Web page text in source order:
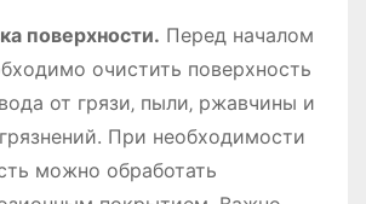
поверхности. Перед началом
очистить поверхность
от грязи‚ пыли‚ ржавчины и
При необходимости
можно обработать